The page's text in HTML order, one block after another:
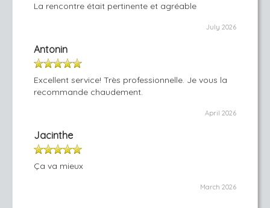
La rencontre était pertinente et agréable
July 2026
Antonin
Excellent service! Très professionnelle. Je vous la
recommande chaudement.
April 2026
Jacinthe
Ça va mieux
March 2026